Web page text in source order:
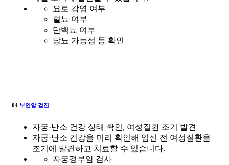
요로 감염 여부
혈뇨 여부
단백뇨 여부
당뇨 가능성 등 확인
04 부인암 검진
자궁·난소 건강 상태 확인, 여성질환 조기 발견
자궁·난소 건강을 미리 확인해 임신 전 여성질환을
조기에 발견하고 치료할 수 있습니다.
자궁경부암 검사